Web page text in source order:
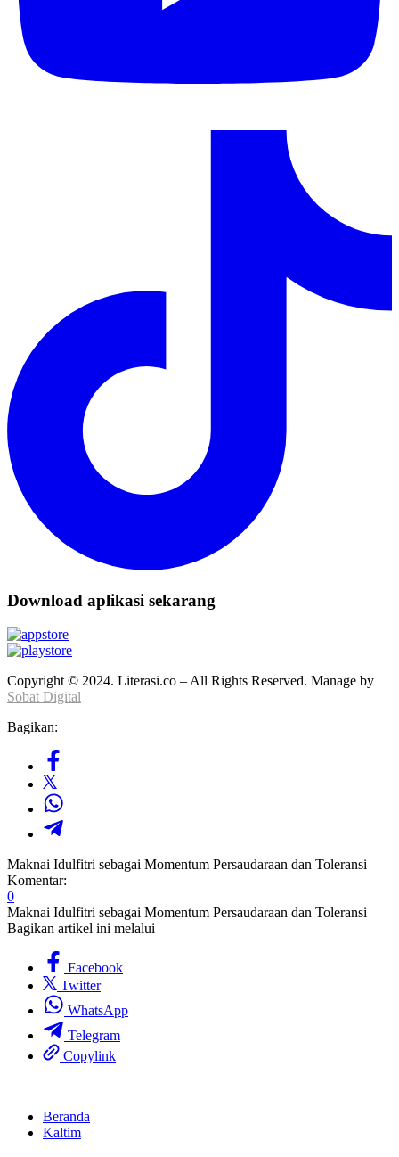
Download aplikasi sekarang
Copyright © 2024. Literasi.co – All Rights Reserved. Manage by
Sobat Digital
Bagikan:
Maknai Idulfitri sebagai Momentum Persaudaraan dan Toleransi
Komentar:
0
Maknai Idulfitri sebagai Momentum Persaudaraan dan Toleransi
Bagikan artikel ini melalui
Facebook
Twitter
WhatsApp
Telegram
Copylink
Beranda
Kaltim